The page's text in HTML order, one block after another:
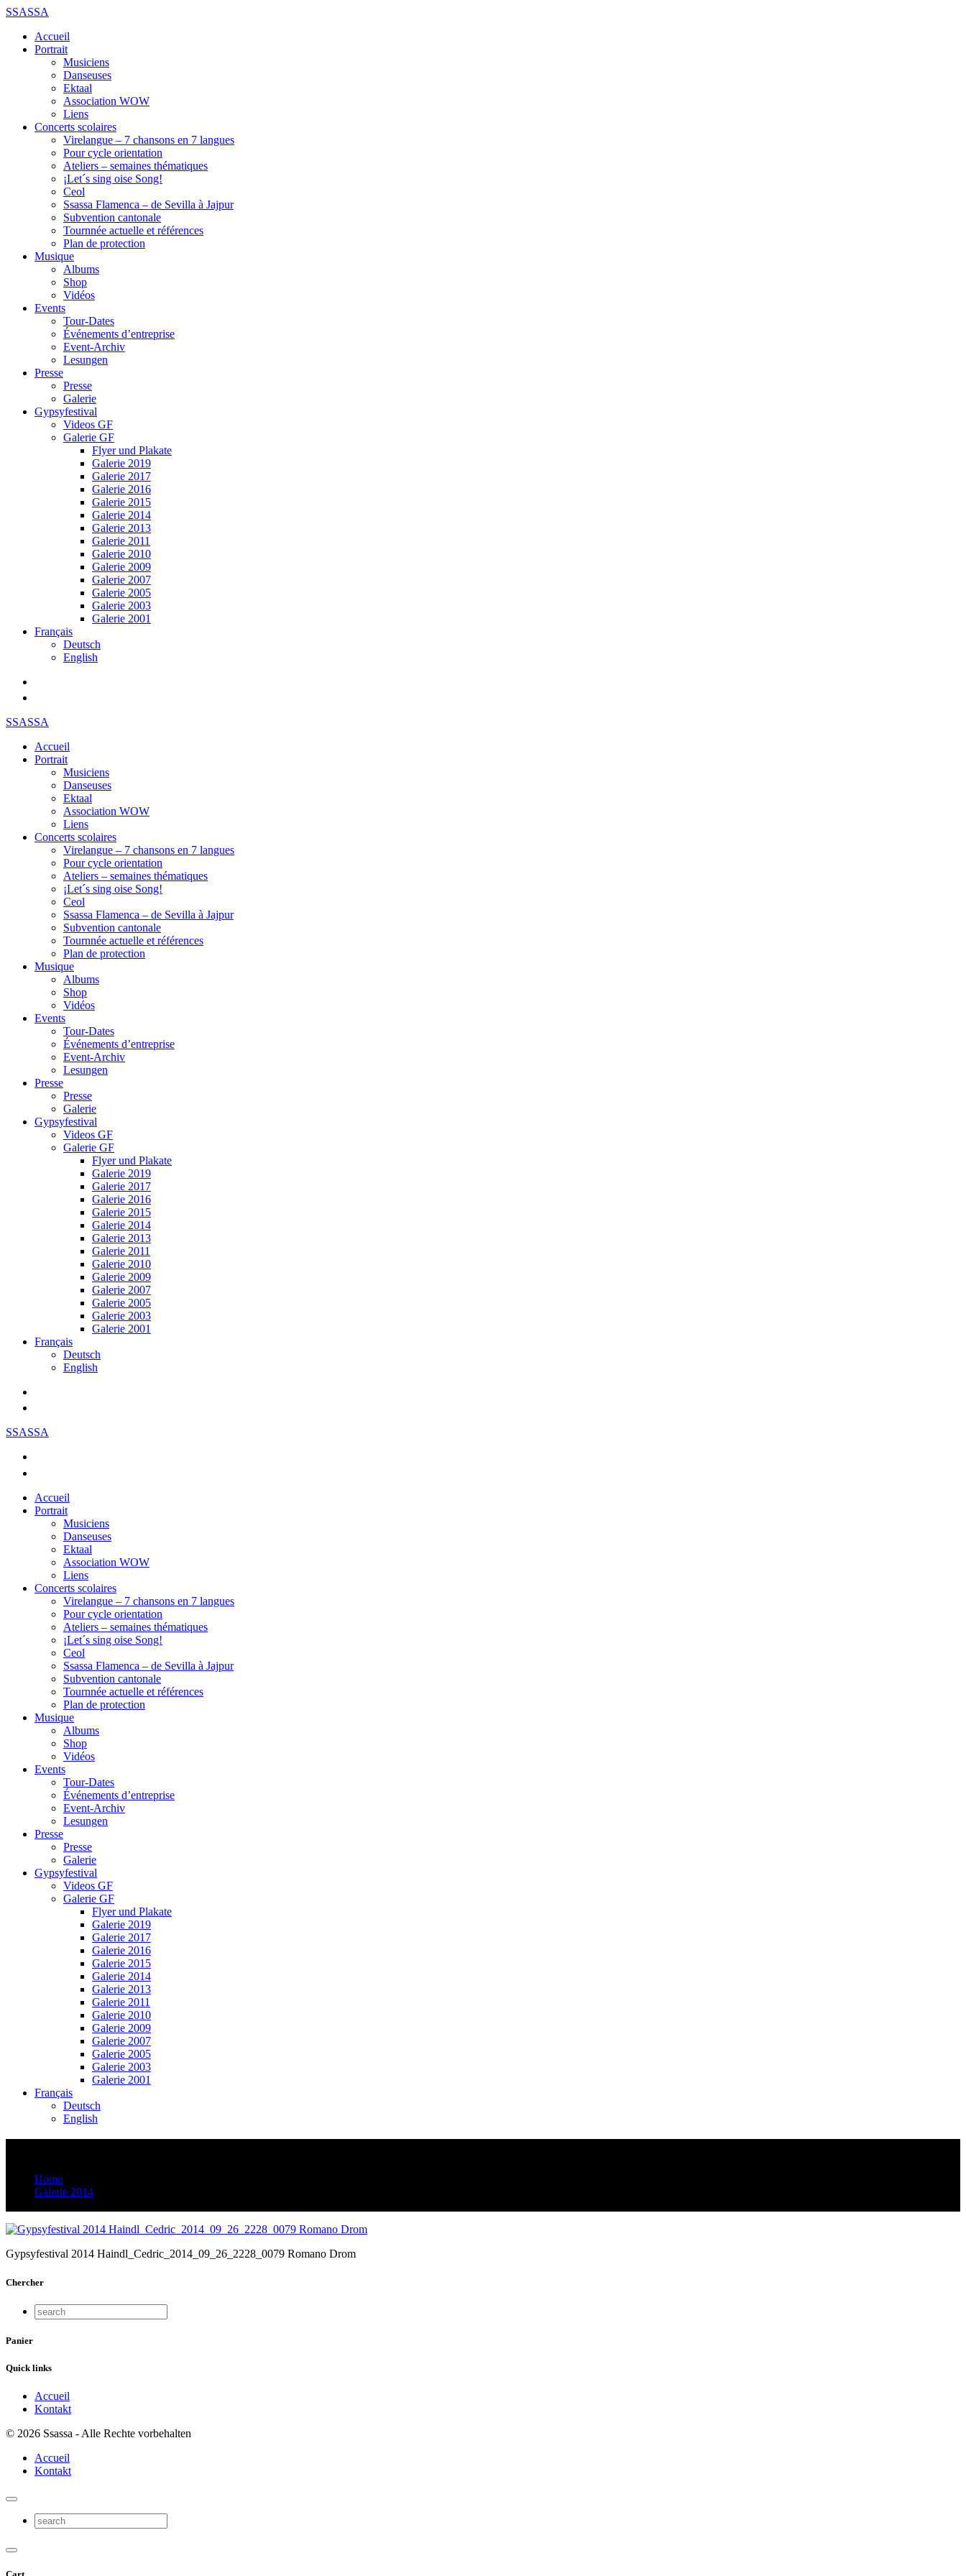
SSASSA
Accueil
Portrait
Musiciens
Danseuses
Ektaal
Association WOW
Liens
Concerts scolaires
Virelangue – 7 chansons en 7 langues
Pour cycle orientation
Ateliers – semaines thématiques
¡Let´s sing oise Song!
Ceol
Ssassa Flamenca – de Sevilla à Jajpur
Subvention cantonale
Tournnée actuelle et références
Plan de protection
Musique
Albums
Shop
Vidéos
Events
Tour-Dates
Événements d’entreprise
Event-Archiv
Lesungen
Presse
Presse
Galerie
Gypsyfestival
Videos GF
Galerie GF
Flyer und Plakate
Galerie 2019
Galerie 2017
Galerie 2016
Galerie 2015
Galerie 2014
Galerie 2013
Galerie 2011
Galerie 2010
Galerie 2009
Galerie 2007
Galerie 2005
Galerie 2003
Galerie 2001
Français
Deutsch
English
SSASSA
Accueil
Portrait
Musiciens
Danseuses
Ektaal
Association WOW
Liens
Concerts scolaires
Virelangue – 7 chansons en 7 langues
Pour cycle orientation
Ateliers – semaines thématiques
¡Let´s sing oise Song!
Ceol
Ssassa Flamenca – de Sevilla à Jajpur
Subvention cantonale
Tournnée actuelle et références
Plan de protection
Musique
Albums
Shop
Vidéos
Events
Tour-Dates
Événements d’entreprise
Event-Archiv
Lesungen
Presse
Presse
Galerie
Gypsyfestival
Videos GF
Galerie GF
Flyer und Plakate
Galerie 2019
Galerie 2017
Galerie 2016
Galerie 2015
Galerie 2014
Galerie 2013
Galerie 2011
Galerie 2010
Galerie 2009
Galerie 2007
Galerie 2005
Galerie 2003
Galerie 2001
Français
Deutsch
English
SSASSA
Accueil
Portrait
Musiciens
Danseuses
Ektaal
Association WOW
Liens
Concerts scolaires
Virelangue – 7 chansons en 7 langues
Pour cycle orientation
Ateliers – semaines thématiques
¡Let´s sing oise Song!
Ceol
Ssassa Flamenca – de Sevilla à Jajpur
Subvention cantonale
Tournnée actuelle et références
Plan de protection
Musique
Albums
Shop
Vidéos
Events
Tour-Dates
Événements d’entreprise
Event-Archiv
Lesungen
Presse
Presse
Galerie
Gypsyfestival
Videos GF
Galerie GF
Flyer und Plakate
Galerie 2019
Galerie 2017
Galerie 2016
Galerie 2015
Galerie 2014
Galerie 2013
Galerie 2011
Galerie 2010
Galerie 2009
Galerie 2007
Galerie 2005
Galerie 2003
Galerie 2001
Français
Deutsch
English
Home
Galerie 2014
Gypsyfestival 2014 Haindl_Cedric_2014_09_26_2228_0079 Romano Drom
Chercher
Panier
Quick links
Accueil
Kontakt
© 2026 Ssassa - Alle Rechte vorbehalten
Accueil
Kontakt